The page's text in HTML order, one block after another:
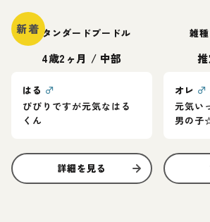
新着スタンダードプードル
4歳2ヶ月 / 中部
はる ♂
びびりですが元気なはる
くん
詳細を見る
雑
オレ ♂
元気い
男の子